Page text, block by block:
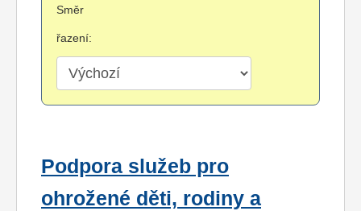
Směr
řazení:
Podpora služeb pro
ohrožené děti, rodiny a